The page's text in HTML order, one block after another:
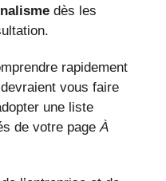
dès les
rapidement
vous faire
une liste
de votre page À